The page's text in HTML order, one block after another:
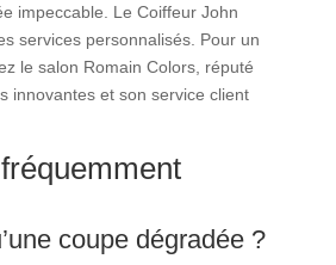
impeccable. Le Coiffeur John
services personnalisés. Pour un
le salon Romain Colors, réputé
innovantes et son service client
coupe dégradée ?